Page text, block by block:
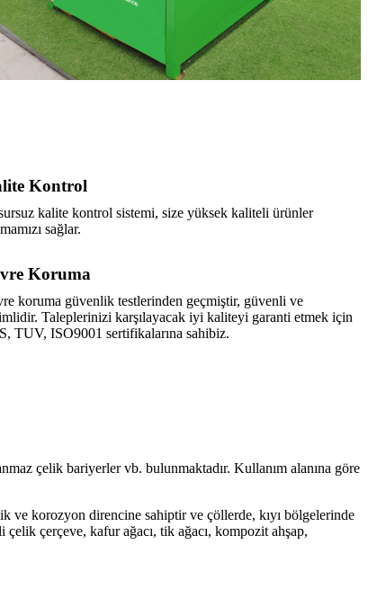
Kontrol
kalite kontrol sistemi, size yüksek kaliteli ürünler
sağlar.
Koruma
koruma güvenlik testlerinden geçmiştir, güvenli ve
Taleplerinizi karşılayacak iyi kaliteyi garanti etmek için
TUV, ISO9001 sertifikalarına sahibiz.
çelik bariyerler vb. bulunmaktadır. Kullanım alanına göre
ve korozyon direncine sahiptir ve çöllerde, kıyı bölgelerinde
çerçeve, kafur ağacı, tik ağacı, kompozit ahşap,